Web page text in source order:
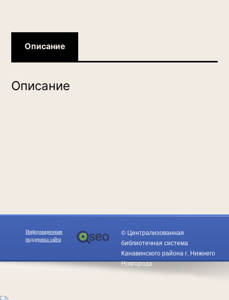
Описание
Описание
Информационная
поддержка сайта
© Централизованная
библиотечная система
Канавинского района г. Нижнего
Новгорода